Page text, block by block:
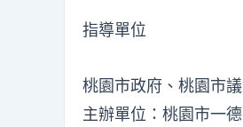
指導單位
桃園市政府、桃園市
主辦單位：桃園市一